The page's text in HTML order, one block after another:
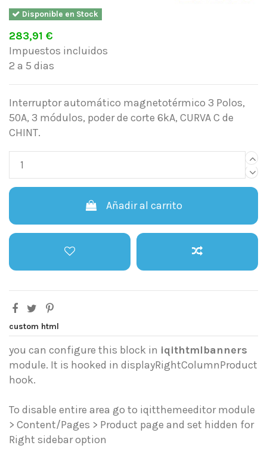
Disponible en Stock
283,91 €
Impuestos incluidos
2 a 5 dias
Interruptor automático magnetotérmico 3 Polos,
50A, 3 módulos, poder de corte 6kA, CURVA C de
CHINT.
Añadir al carrito
custom html
you can configure this block in iqithtmlbanners
module. It is hooked in displayRightColumnProduct
hook.
To disable entire area go to iqitthemeeditor module
> Content/Pages > Product page and set hidden for
Right sidebar option